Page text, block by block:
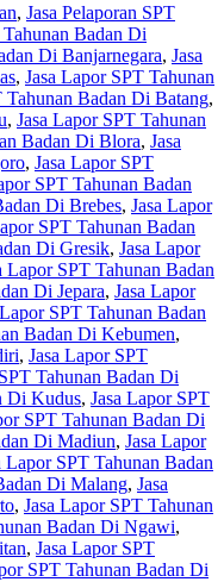
, Jasa Pelaporan SPT
Badan Di
Di Banjarnegara, Jasa
, Jasa Lapor SPT Tahunan
Tahunan Badan Di Batang,
, Jasa Lapor SPT Tahunan
Badan Di Blora, Jasa
, Jasa Lapor SPT
SPT Tahunan Badan
Di Brebes, Jasa Lapor
SPT Tahunan Badan
Di Gresik, Jasa Lapor
Lapor SPT Tahunan Badan
Di Jepara, Jasa Lapor
SPT Tahunan Badan
Badan Di Kebumen,
, Jasa Lapor SPT
Tahunan Badan Di
Di Kudus, Jasa Lapor SPT
SPT Tahunan Badan Di
Di Madiun, Jasa Lapor
Lapor SPT Tahunan Badan
Di Malang, Jasa
, Jasa Lapor SPT Tahunan
Badan Di Ngawi,
, Jasa Lapor SPT
SPT Tahunan Badan Di